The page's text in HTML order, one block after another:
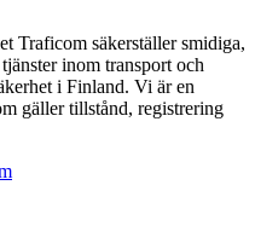
Traficom säkerställer smidiga,
inom transport och
i Finland. Vi är en
gäller tillstånd, registrering